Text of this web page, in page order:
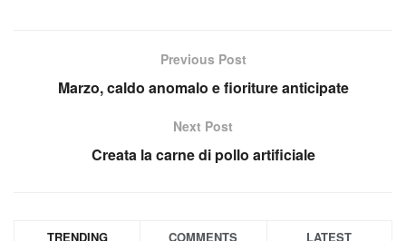
Previous Post
Marzo, caldo anomalo e fioriture anticipate
Next Post
Creata la carne di pollo artificiale
TRENDING COMMENTS LATEST